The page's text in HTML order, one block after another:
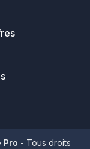
Pro - Tous droits